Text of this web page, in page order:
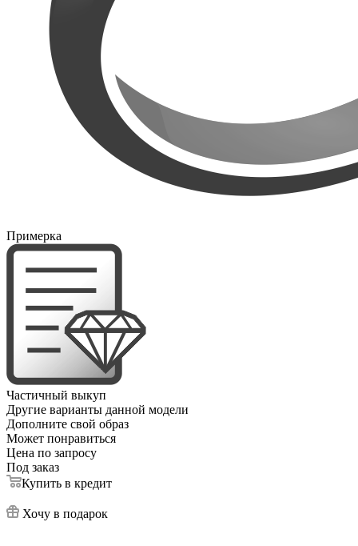
Примерка
Частичный выкуп
Другие варианты данной модели
Дополните свой образ
Может понравиться
Цена по запросу
Под заказ
Купить в кредит
Хочу в подарок